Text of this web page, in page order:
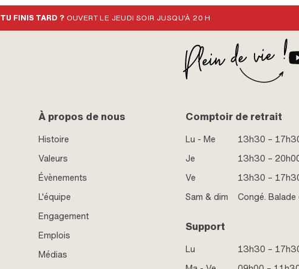
TU FINIS TARD ? OUVERT LE JEUDI SOIR JUSQU'À 20 H
À propos de nous
Histoire
Valeurs
Évènements
L'équipe
Engagement
Emplois
Médias
Comptoir de retrait
Lu - Me
13h30 –
Je
13h30 –
Ve
13h30 –
Sam & dim
Congé.
Support
Lu
13h30 –